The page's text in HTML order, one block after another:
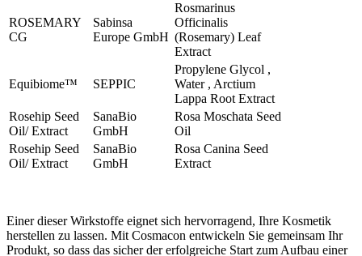
ROSEMARY
CG
Sabinsa
Europe GmbH
Rosmarinus
Officinalis
(Rosemary) Leaf
Extract
Equibiome™ SEPPIC
Propylene Glycol ,
Water , Arctium
Lappa Root Extract
Rosehip Seed
Oil/ Extract
SanaBio
GmbH
Rosa Moschata Seed
Oil
Rosehip Seed
Oil/ Extract
SanaBio
GmbH
Rosa Canina Seed
Extract
Einer dieser Wirkstoffe eignet sich hervorragend, Ihre Kosmetik
herstellen zu lassen. Mit Cosmacon entwickeln Sie gemeinsam Ihr
Produkt, so dass das sicher der erfolgreiche Start zum Aufbau einer